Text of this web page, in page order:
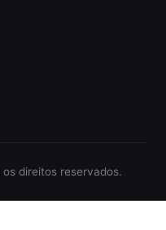
direitos reservados.